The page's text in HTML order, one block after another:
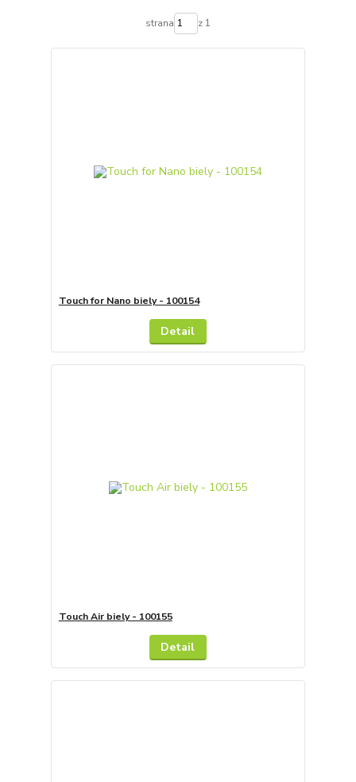
strana z 1
Touch for Nano biely - 100154
Detail
Touch Air biely - 100155
Detail